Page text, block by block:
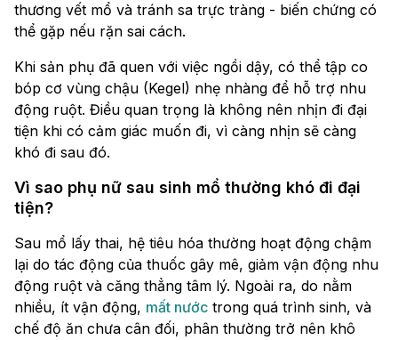
thương vết mổ và tránh sa trực tràng - biến chứng có
thể gặp nếu rặn sai cách.
Khi sản phụ đã quen với việc ngồi dậy, có thể tập co
bóp cơ vùng chậu (Kegel) nhẹ nhàng để hỗ trợ nhu
động ruột. Điều quan trọng là không nên nhịn đi đại
tiện khi có cảm giác muốn đi, vì càng nhịn sẽ càng
khó đi sau đó.
Vì sao phụ nữ sau sinh mổ thường khó đi đại
tiện?
Sau mổ lấy thai, hệ tiêu hóa thường hoạt động chậm
lại do tác động của thuốc gây mê, giảm vận động nhu
động ruột và căng thẳng tâm lý. Ngoài ra, do nằm
nhiều, ít vận động, mất nước trong quá trình sinh, và
chế độ ăn chưa cân đối, phân thường trở nên khô